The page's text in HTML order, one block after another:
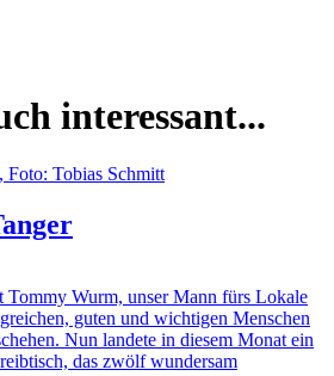
interessant...
Wurm, unser Mann fürs Lokale
guten und wichtigen Menschen
Nun landete in diesem Monat ein
das zwölf wundersam